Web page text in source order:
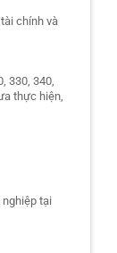
chính và
330, 340,
thực hiện,
nghiệp tại